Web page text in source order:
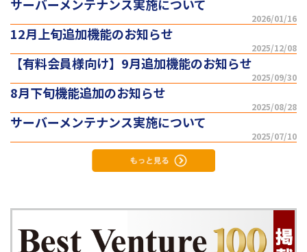
サーバーメンテナンス実施について
2026/01/16
12月上旬追加機能のお知らせ
2025/12/08
【有料会員様向け】9月追加機能のお知らせ
2025/09/30
8月下旬機能追加のお知らせ
2025/08/28
サーバーメンテナンス実施について
2025/07/10